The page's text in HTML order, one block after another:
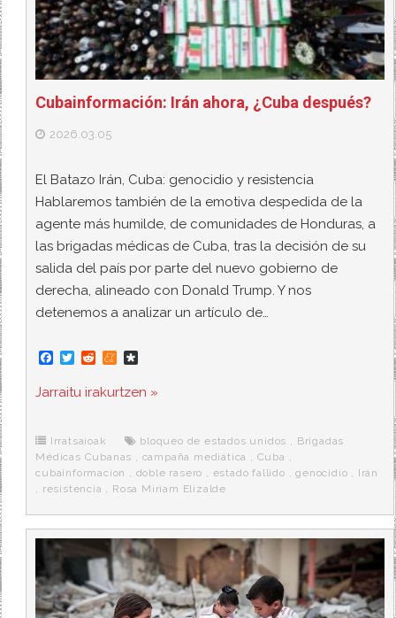
Cubainformación: Irán ahora, ¿Cuba después?
2026.03.05
El Batazo Irán, Cuba: genocidio y resistencia
Hablaremos también de la emotiva despedida de la
agente más humilde, de comunidades de Honduras, a
las brigadas médicas de Cuba, tras la decisión de su
salida del país por parte del nuevo gobierno de
derecha, alineado con Donald Trump. Y nos
detenemos a analizar un artículo de…
F
c
e
o
k
T
i
t
r
R
d
d
M
n
e
e
a
s
r
a
Jarraitu irakurtzen »
Irratsaioak bloqueo de estados unidos
Brigadas
Médicas Cubanas
campaña mediática Cuba
cubainformacion
doble rasero estado fallido ,genocidio
Irán
resistencia Rosa Miriam Elizalde